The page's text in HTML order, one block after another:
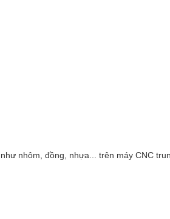
nhôm, đồng, nhựa... trên máy CNC